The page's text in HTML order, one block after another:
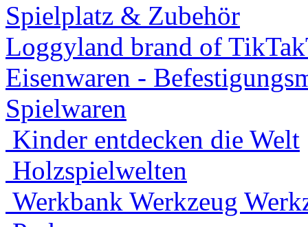
Spielplatz & Zubehör
Loggyland brand of
Eisenwaren -
Spielwaren
Kinder entdecken die Welt
Holzspielwelten
Werkbank Werkzeug